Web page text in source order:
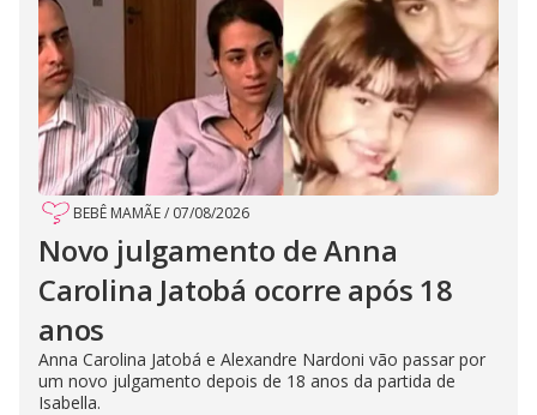
BEBÊ MAMÃE/ 07/08/2026
Novo julgamento de Anna
Carolina Jatobá ocorre após 18
anos
Anna Carolina Jatobá e Alexandre Nardoni vão passar por
um novo julgamento depois de 18 anos da partida de
Isabella.